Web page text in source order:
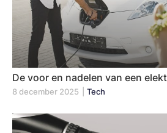
De voor en nadelen van een
8 december 2025 Tech